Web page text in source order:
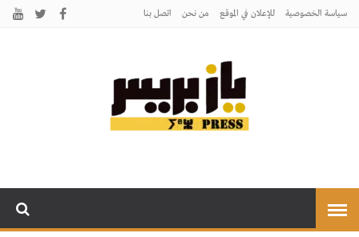
سياسة الخصوصية للإعلان في الموقع من نحن اتصل بنـا